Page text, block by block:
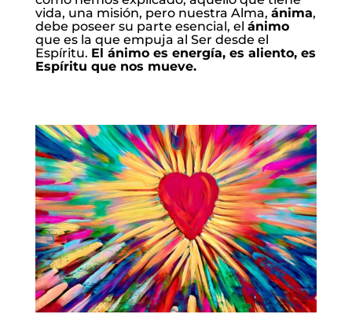
vida, una misión, pero nuestra Alma, ánima,
debe poseer su parte esencial, el ánimo
que es la que empuja al Ser desde el
Espíritu. El ánimo es energía, es aliento, es
Espíritu que nos mueve.